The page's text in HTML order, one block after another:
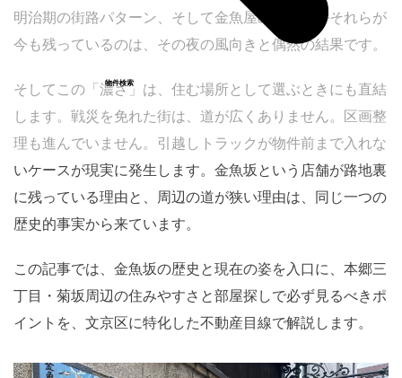
物件検索
明治期の街路パターン、そして金魚屋の記憶——それらが
今も残っているのは、その夜の風向きと偶然の結果です。
そしてこの「濃さ」は、住む場所として選ぶときにも直結
します。戦災を免れた街は、道が広くありません。区画整
理も進んでいません。引越しトラックが物件前まで入れな
いケースが現実に発生します。金魚坂という店舗が路地裏
に残っている理由と、周辺の道が狭い理由は、同じ一つの
歴史的事実から来ています。
この記事では、金魚坂の歴史と現在の姿を入口に、本郷三
丁目・菊坂周辺の住みやすさと部屋探しで必ず見るべきポ
イントを、文京区に特化した不動産目線で解説します。